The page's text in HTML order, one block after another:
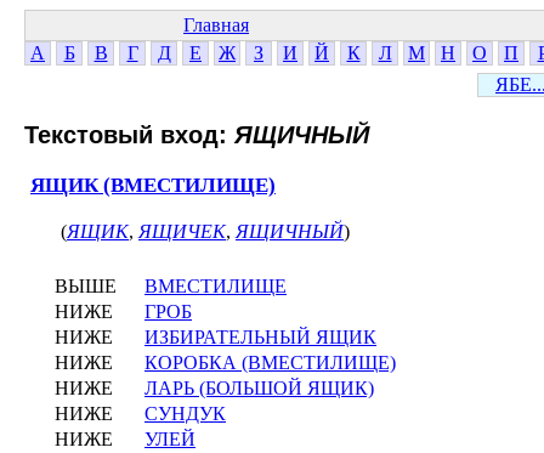
Главная
А
Б В Г Д Е Ж З И Й К Л М Н О П
Текстовый вход: ЯЩИЧНЫЙ
ЯЩИК (ВМЕСТИЛИЩЕ)
(ЯЩИК, ЯЩИЧЕК, ЯЩИЧНЫЙ)
ВЫШЕ
ВМЕСТИЛИЩЕ
НИЖЕ
ГРОБ
НИЖЕ
ИЗБИРАТЕЛЬНЫЙ ЯЩИК
НИЖЕ
КОРОБКА (ВМЕСТИЛИЩЕ)
НИЖЕ
ЛАРЬ (БОЛЬШОЙ ЯЩИК)
НИЖЕ
СУНДУК
НИЖЕ
УЛЕЙ